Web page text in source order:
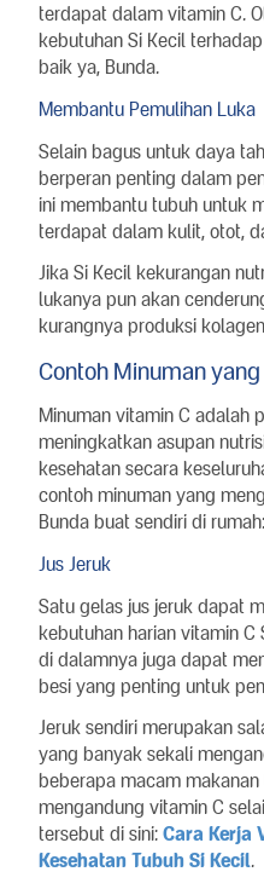
terdapat dalam vitamin C.
kebutuhan Si Kecil
baik ya, Bunda.
Membantu Pemulihan Luka
Selain bagus untuk daya
berperan penting dalam
ini membantu tubuh untuk
terdapat dalam kulit, otot,
Jika Si Kecil kekurangan
lukanya pun akan
kurangnya produksi
Contoh Minuman
Minuman vitamin C adalah
meningkatkan asupan
kesehatan secara
contoh minuman yang
Bunda buat sendiri di rumah:
Jus Jeruk
Satu gelas jus jeruk dapat
kebutuhan harian vitamin C
di dalamnya juga dapat
besi yang penting untuk
Jeruk sendiri merupakan
yang banyak sekali
beberapa macam
mengandung vitamin C
tersebut di sini: Cara Kerja
Kesehatan Tubuh Si Kecil.